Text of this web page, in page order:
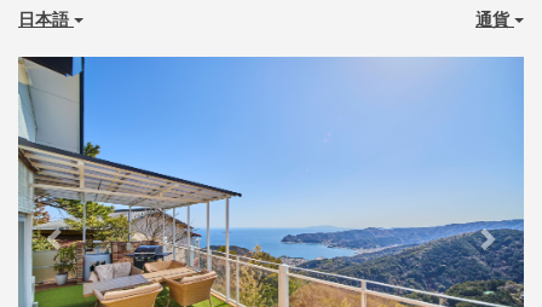
日本語 通貨
Previous